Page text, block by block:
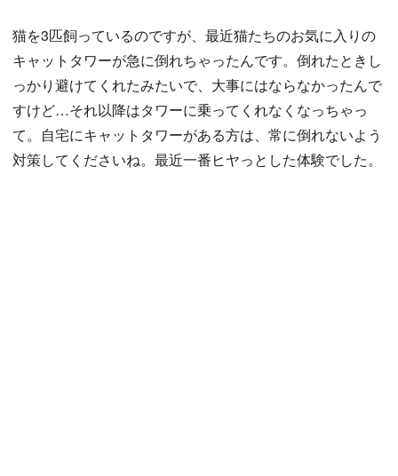
猫を3匹飼っているのですが、最近猫たちのお気に入りの
キャットタワーが急に倒れちゃったんです。倒れたときし
っかり避けてくれたみたいで、大事にはならなかったんで
すけど…それ以降はタワーに乗ってくれなくなっちゃっ
て。自宅にキャットタワーがある方は、常に倒れないよう
対策してくださいね。最近一番ヒヤっとした体験でした。